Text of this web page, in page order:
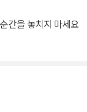
통하는 황진이쌤의
우며, 언어치료사로
바탕으로 단숨에 영
마음을 누구보다
는 아이를 만든다고
간을 놓치지 마세요